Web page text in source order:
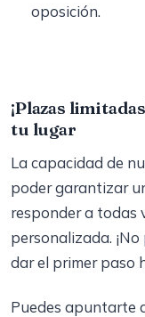
oposición.
¡Plazas
tu lugar
La capacidad de
poder garantizar
responder a todas
personalizada.
dar el primer paso
Puedes apuntarte